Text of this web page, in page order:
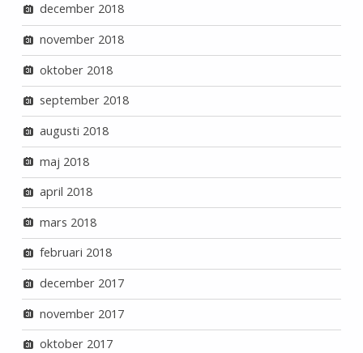
december 2018
november 2018
oktober 2018
september 2018
augusti 2018
maj 2018
april 2018
mars 2018
februari 2018
december 2017
november 2017
oktober 2017